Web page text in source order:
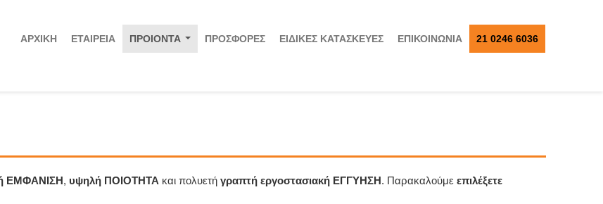
ΕΜΦΑΝΙΣΗ, υψηλή ΠΟΙΟΤΗΤΑ και πολυετή γραπτή εργοστασιακή ΕΓΓΥΗΣΗ. Παρακαλούμε επιλέξετε
ΑΡΧΙΚΗ ΕΤΑΙΡΕΙΑ ΠΡΟΙΟΝΤΑ ΠΡΟΣΦΟΡΕΣ ΕΙΔΙΚΕΣ ΚΑΤΑΣΚΕΥΕΣ ΕΠΙΚΟΙΝΩΝΙΑ 21 0246 6036